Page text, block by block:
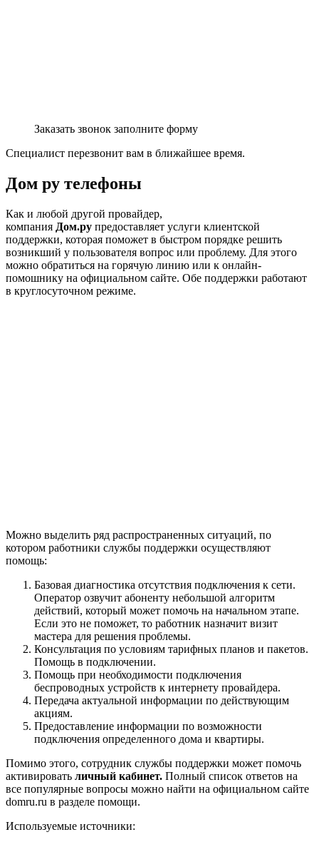
Заказать звонок заполните форму
Специалист перезвонит вам в ближайшее время.
Дом ру телефоны
Как и любой другой провайдер,
компания Дом.ру предоставляет услуги клиентской
поддержки, которая поможет в быстром порядке решить
возникший у пользователя вопрос или проблему. Для этого
можно обратиться на горячую линию или к онлайн-
помошнику на официальном сайте. Обе поддержки работают
в круглосуточном режиме.
Можно выделить ряд распространенных ситуаций, по
котором работники службы поддержки осуществляют
помощь:
Базовая диагностика отсутствия подключения к сети.
Оператор озвучит абоненту небольшой алгоритм
действий, который может помочь на начальном этапе.
Если это не поможет, то работник назначит визит
мастера для решения проблемы.
Консультация по условиям тарифных планов и пакетов.
Помощь в подключении.
Помощь при необходимости подключения
беспроводных устройств к интернету провайдера.
Передача актуальной информации по действующим
акциям.
Предоставление информации по возможности
подключения определенного дома и квартиры.
Помимо этого, сотрудник службы поддержки может помочь
активировать личный кабинет. Полный список ответов на
все популярные вопросы можно найти на официальном сайте
domru.ru в разделе помощи.
Используемые источники: